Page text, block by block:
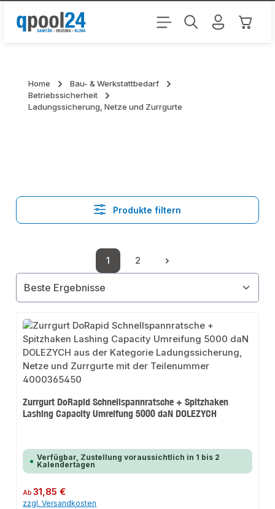
Zum Hauptinhalt springen
Home
Bau- & Werkstattbedarf
Betriebssicherheit
Ladungssicherung, Netze und Zurrgurte
Produkte filtern
Seite
1
Seite
2
Zurrgurt DoRapid Schnellspannratsche + Spitzhaken
Lashing Capacity Umreifung 5000 daN DOLEZYCH
Verfügbar, Zustellung voraussichtlich in 1 bis 2
Kalendertagen
Regulärer Preis:
Ab31,85 €
zzgl. Versandkosten